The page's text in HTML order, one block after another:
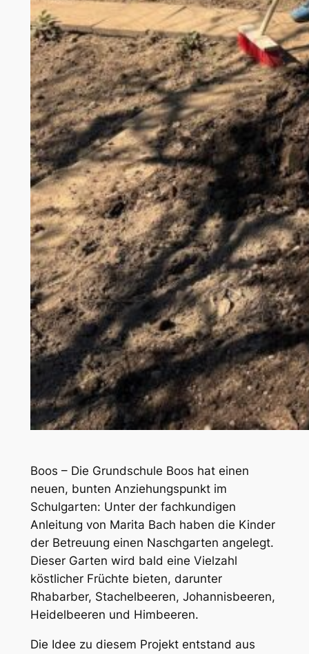
Boos – Die Grundschule Boos hat einen
neuen, bunten Anziehungspunkt im
Schulgarten: Unter der fachkundigen
Anleitung von Marita Bach haben die Kinder
der Betreuung einen Naschgarten angelegt.
Dieser Garten wird bald eine Vielzahl
köstlicher Früchte bieten, darunter
Rhabarber, Stachelbeeren, Johannisbeeren,
Heidelbeeren und Himbeeren.
Die Idee zu diesem Projekt entstand aus